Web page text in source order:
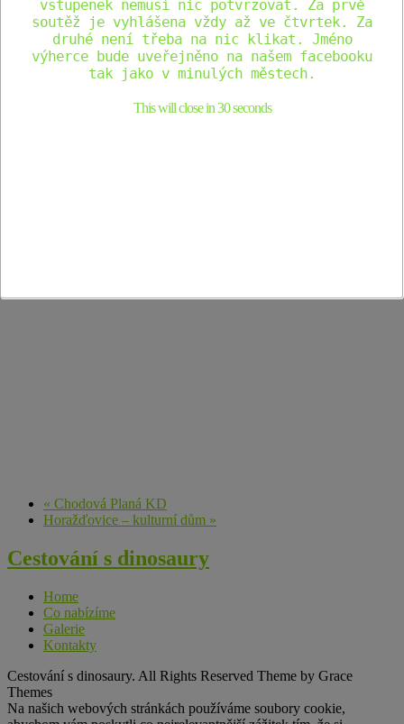
Telefon+420604713510
Email info@cestovanisdinosaury.cz
Zobrazit web (Pořadatel)
Místo konání
« Chodová Planá KD
Horažďovice – kulturní dům »
Cestování s dinosaury
Home
Co nabízíme
Galerie
Kontakty
Cestování s dinosaury. All Rights Reserved Theme by Grace
Themes
Na našich webových stránkách používáme soubory cookie,
vstupenek nemusí nic potvrzovat. Za prvé
soutěž je vyhlášena vždy až ve čtvrtek. Za
druhé není třeba na nic klikat. Jméno
výherce bude uveřejněno na našem facebooku
tak jako v minulých městech.
This will close in30seconds